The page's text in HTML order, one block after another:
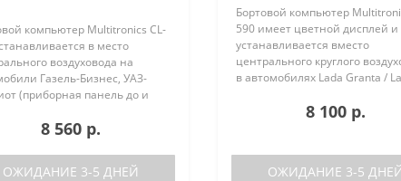
компьютер Multitronics CL-
в место
воздуховода на
Газель-Бизнес, УАЗ-
(приборная панель до и
Поддержка двух
(подключается к двум
8 560 р.
ОЖИДАНИЕ 3-5 ДНЕЙ
Бортовой компьютер
590 имеет цветной дисплей и
устанавливается вместо
центрального круглого
в автомобилях Lada Granta /
Nissan Almera, на место
центральной вставки панели
8 100 р.
ОЖИДАНИЕ 3-5 ДНЕЙ